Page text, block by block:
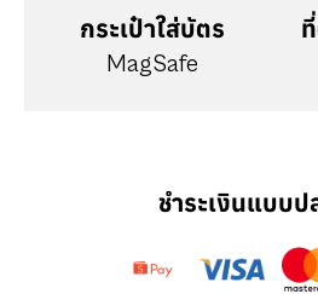
กระเป๋าใส่บัตร
MagSafe
ชำระเงินแบบ